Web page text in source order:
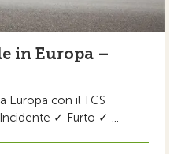
in Europa –
Europa con il TCS
✓ Furto ✓ ...